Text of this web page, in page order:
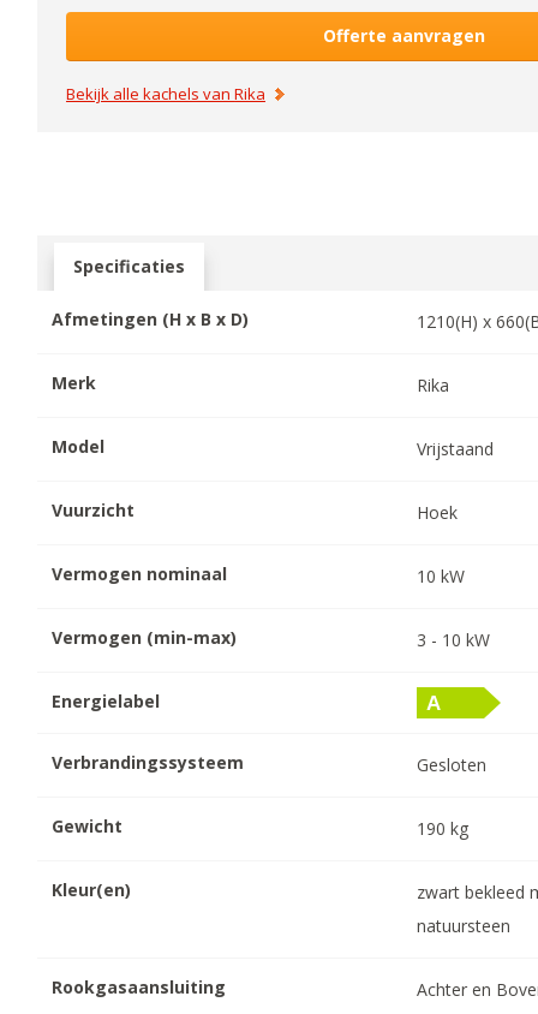
Offerte aanvragen
Bekijk alle kachels vanRika
Specificaties
Afmetingen (H x B x D) 1210(H) x660
Merk Rika
Model Vrijstaand
Vuurzicht Hoek
Vermogen nominaal 10 kW
Vermogen (min-max) 3 - 10 kW
Energielabel
Verbrandingssysteem Gesloten
Gewicht 190 kg
Kleur(en)
zwart bekleed
natuursteen
Rookgasaansluiting Achter en